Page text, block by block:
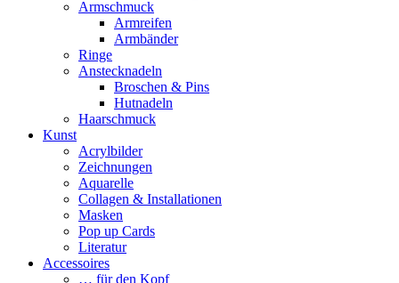
Armschmuck
Armreifen
Armbänder
Ringe
Anstecknadeln
Broschen & Pins
Hutnadeln
Haarschmuck
Kunst
Acrylbilder
Zeichnungen
Aquarelle
Collagen & Installationen
Masken
Pop up Cards
Literatur
Accessoires
… für den Kopf